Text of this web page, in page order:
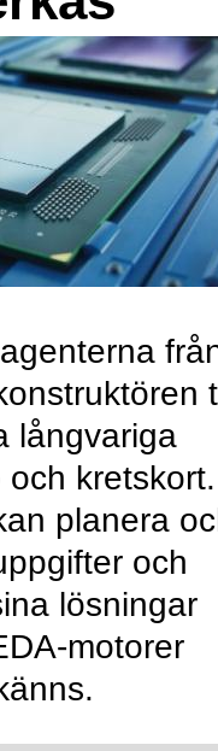
långvariga
kretskort.
planera
och
lösningar
motorer